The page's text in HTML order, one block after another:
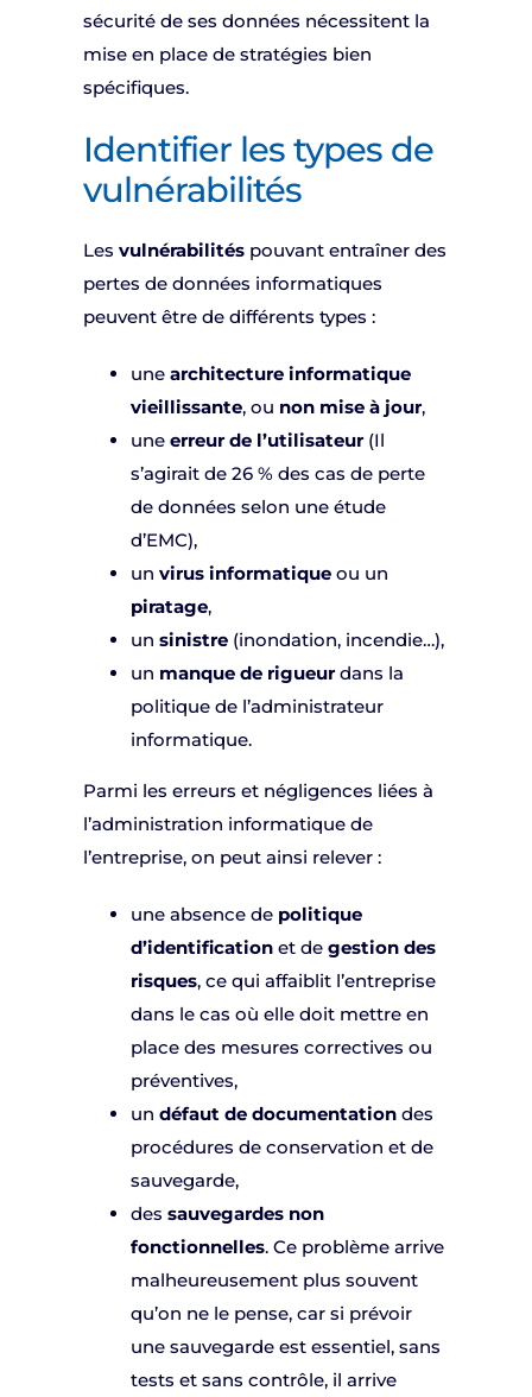
sécurité de ses données nécessitent la
mise en place de stratégies bien
spécifiques.
Identifier les types de
vulnérabilités
Les vulnérabilitéspouvant entraîner des
pertes de données informatiques
peuvent être de différents types :
une architecture informatique
vieillissante, ou non mise à jour,
uneerreur de l’utilisateur(Il
s’agirait de 26 % des cas de perte
de données selon une étude
d’EMC),
un virus informatiqueou un
piratage,
un sinistre(inondation, incendie…),
un manque de rigueurdans la
politique de l’administrateur
informatique.
Parmi les erreurs et négligences liées à
l’administration informatique de
l’entreprise, on peut ainsi relever :
une absence depolitique
d’identificationet degestion des
risques, ce qui affaiblit l’entreprise
dans le cas où elle doit mettre en
place des mesures correctives ou
préventives,
un défaut de documentationdes
procédures de conservation et de
sauvegarde,
des sauvegardes non
fonctionnelles. Ce problème arrive
malheureusement plus souvent
qu’on ne le pense, car si prévoir
une sauvegarde est essentiel, sans
tests et sans contrôle, il arrive